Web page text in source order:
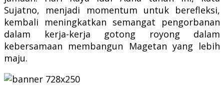
Sujatno, menjadi momentum untuk berefleksi,
kembali meningkatkan semangat pengorbanan
dalam kerja-kerja gotong royong dalam
kebersamaan membangun Magetan yang lebih
maju.